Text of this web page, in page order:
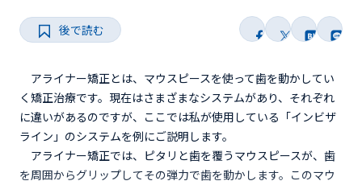
後で読む
アライナー矯正とは、マウスピースを使って歯を動かしてい
く矯正治療です。現在はさまざまなシステムがあり、それぞれ
に違いがあるのですが、ここでは私が使用している「インビザ
ライン」のシステムを例にご説明します。
アライナー矯正では、ピタリと歯を覆うマウスピースが、歯
を周囲からグリップしてその弾力で歯を動かします。このマウ